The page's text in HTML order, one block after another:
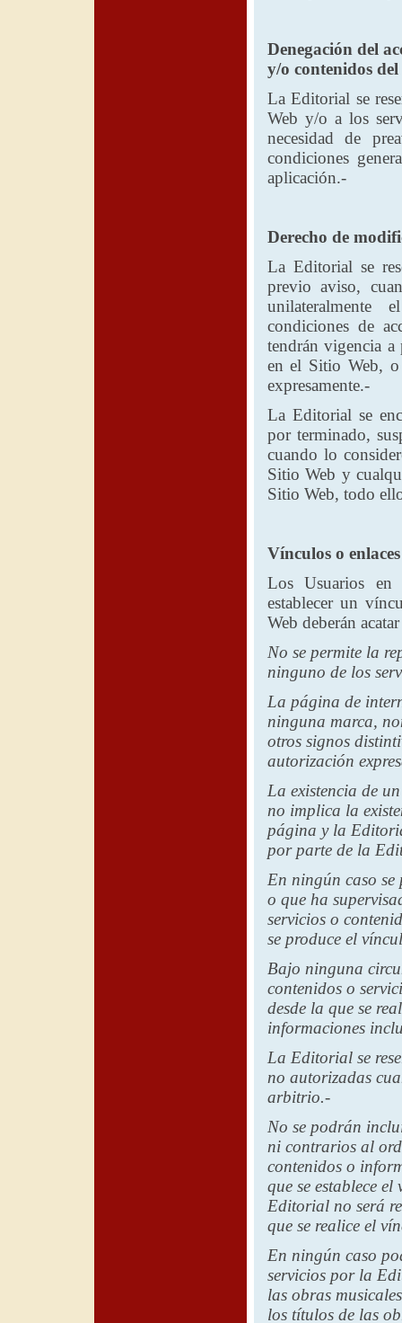
Denegación del
y/o contenidos
La Editorial se
Web y/o a los
necesidad de
condiciones
aplicación.-
Derecho de
La Editorial se
previo aviso,
unilateralmente
condiciones de
tendrán vigencia
en el Sitio Web,
expresamente.-
La Editorial se
por terminado,
cuando lo
Sitio Web y
Sitio Web, todo
Vínculos o
Los Usuarios en
establecer un
Web deberán
No se permite la
ninguno de los
La página de
ninguna marca,
otros signos
autorización
La existencia de
no implica la
página y la
por parte de la
En ningún caso
o que ha
servicios o
se produce el
Bajo ninguna
contenidos o
desde la que se
informaciones
La Editorialse
no autorizadas
arbitrio.-
No se podrán
ni contrarios al
contenidos o
que se establece
Editorialno será
que se realice el
En ningún caso
servicios por la
las obras
los títulos de las